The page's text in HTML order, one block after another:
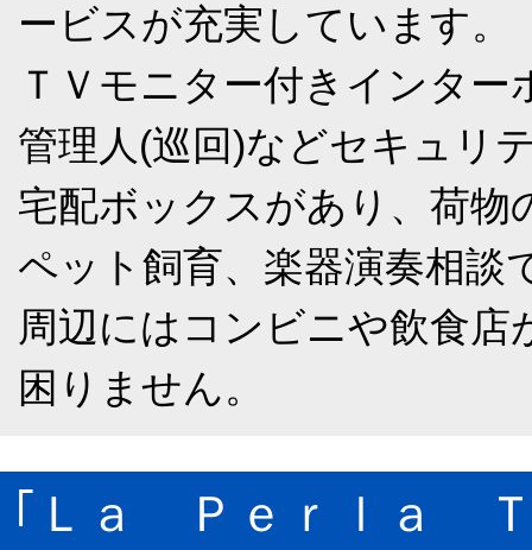
ービスが充実しています。
ＴＶモニター付きインタ
管理人(巡回)などセキュリ
宅配ボックスがあり、荷物
ペット飼育、楽器演奏相談
周辺にはコンビニや飲食
困りません。
｢Ｌａ Ｐｅｒｌａ Ｔ